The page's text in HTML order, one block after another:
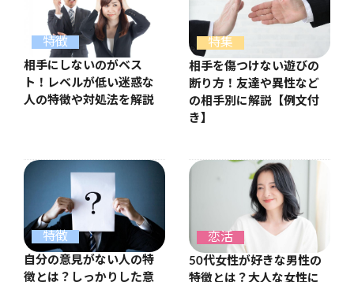
特徴
相手にしないのがベス
ト！レベルが低い迷惑な
人の特徴や対処法を解説
特集
相手を傷つけない遊びの
断り方！友達や異性など
の相手別に解説【例文付
き】
特徴
自分の意見がない人の特
徴とは？しっかりした意
恋活
50代女性が好きな男性の
特徴とは？大人な女性に